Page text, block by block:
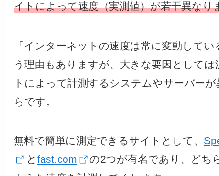
イトによって速度（実測値）が若干異なり
「インターネットの速度は常に変動してい
う理由もありますが、大きな要因としては
トによって計測するシステムやサーバー
らです。
無料で簡単に測定できるサイトとして、
と fast.com
の2つが有名であり、どち